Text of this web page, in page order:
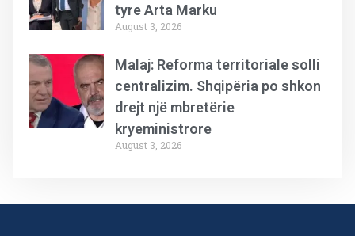
tyre Arta Marku
August 3, 2026
Malaj: Reforma territoriale solli
centralizim. Shqipëria po shkon
drejt një mbretërie
kryeministrore
August 3, 2026